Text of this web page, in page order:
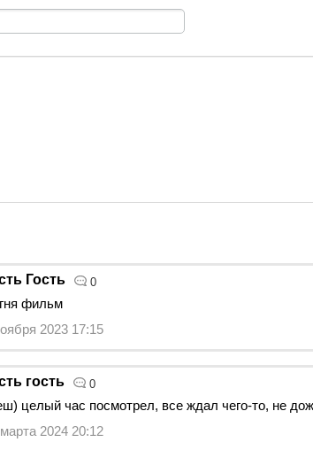
Гость 0
фильм
2023 17:15
гость 0
целый час посмотрел, все ждал чего-то, не
2024 20:12